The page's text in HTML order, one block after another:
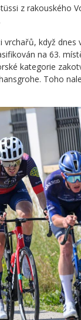
z rakouského
když dnes
na 63.
kategorie
Toho